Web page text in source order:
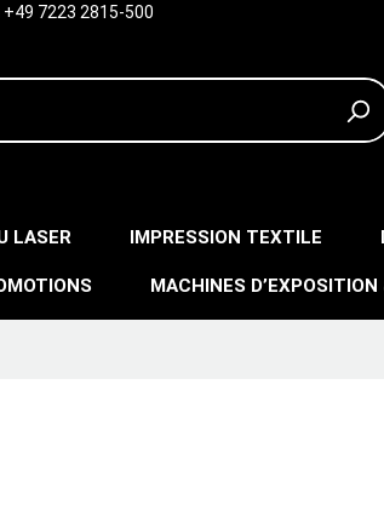
7223 2815-500
LASER IMPRESSION TEXTILE
MACHINES